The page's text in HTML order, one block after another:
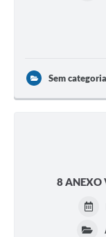
Sem categoria
8 ANEXO